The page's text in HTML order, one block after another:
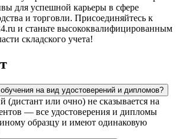
для успешной карьеры в сфере
и торговли. Присоединяйтесь к
и станьте высококвалифицированным
складского учета!
на вид удостоверений и дипломов?
(дистант или очно) не сказывается на
— все удостоверения и дипломы
образцу и имеют одинаковую